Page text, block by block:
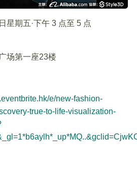
星期五·下午 3 点至 5 点
场第一座23楼
e/new-fashion-
true-to-life-visualization-